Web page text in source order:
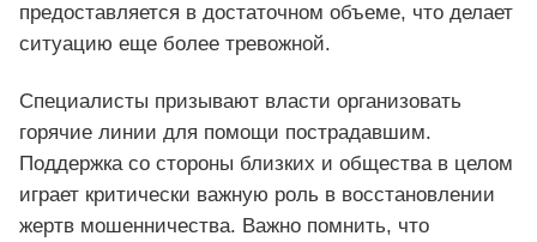
предоставляется в достаточном объеме, что делает
ситуацию еще более тревожной.
Специалисты призывают власти организовать
горячие линии для помощи пострадавшим.
Поддержка со стороны близких и общества в целом
играет критически важную роль в восстановлении
жертв мошенничества. Важно помнить, что